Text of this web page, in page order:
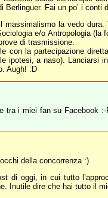
Fai un po’ i conti
la vedo
e/o Antropologia
di trasmissione.
con la partecipazione
ipotesi, a naso). Lanciarsi
Augh! :D
tra i miei fan su Facebook
della concorrenza :)
di oggi, in cui tutto
Inutile dire che hai tutto il